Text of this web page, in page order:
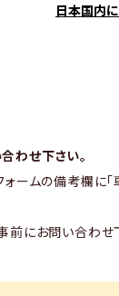
日本国内
わせ下さい。
ームの備考欄に「
前にお問い合わせ